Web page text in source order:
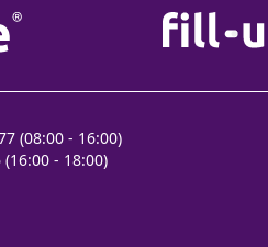
(08:00 - 16:00)
- 18:00)